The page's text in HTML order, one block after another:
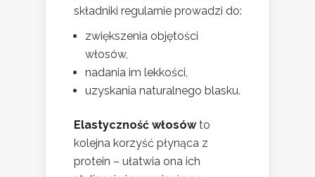
składniki regularnie prowadzi do:
zwiększenia objętości
włosów,
nadania im lekkości,
uzyskania naturalnego blasku.
Elastyczność włosówto
kolejna korzyść płynąca z
protein – ułatwia ona ich